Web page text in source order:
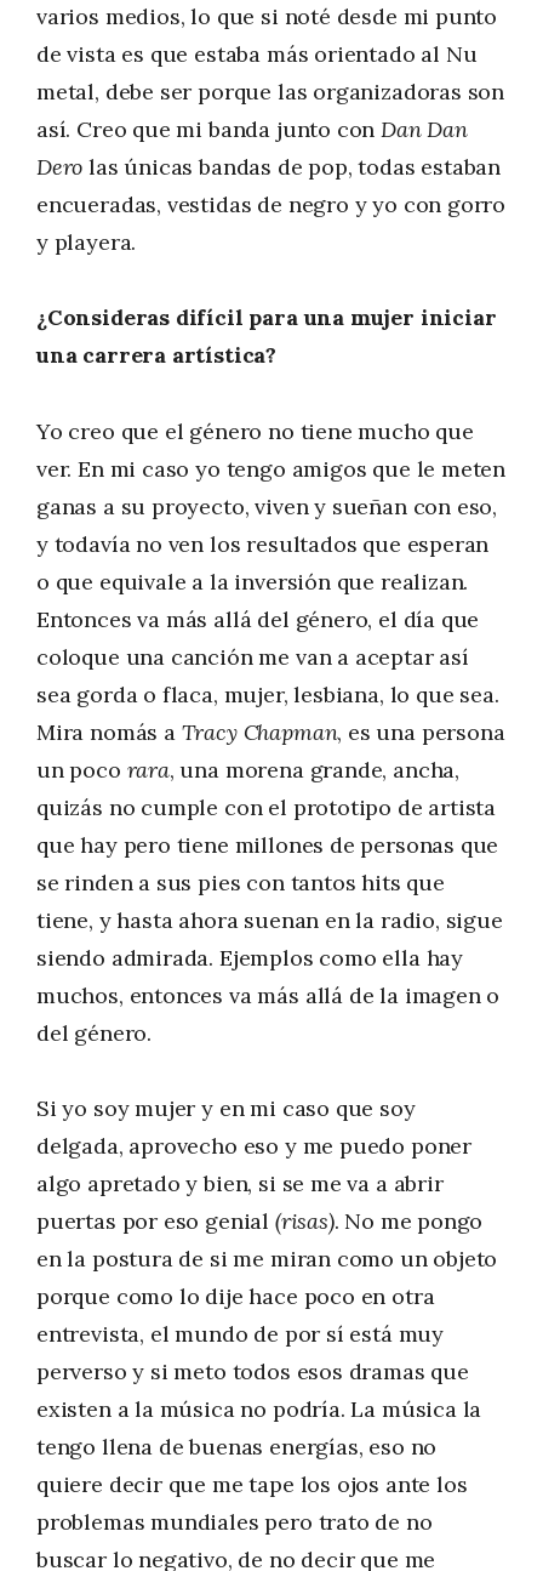
varios medios, lo que si noté desde mi punto
de vista es que estaba más orientado al Nu
metal, debe ser porque las organizadoras son
así. Creo que mi banda junto con Dan Dan
Dero las únicas bandas de pop, todas estaban
encueradas, vestidas de negro y yo con gorro
y playera.
¿Consideras difícil para una mujer iniciar
una carrera artística?
Yo creo que el género no tiene mucho que
ver. En mi caso yo tengo amigos que le meten
ganas a su proyecto, viven y sueñan con eso,
y todavía no ven los resultados que esperan
o que equivale a la inversión que realizan.
Entonces va más allá del género, el día que
coloque una canción me van a aceptar así
sea gorda o flaca, mujer, lesbiana, lo que sea.
Mira nomás a Tracy Chapman, es una persona
un poco rara, una morena grande, ancha,
quizás no cumple con el prototipo de artista
que hay pero tiene millones de personas que
se rinden a sus pies con tantos hits que
tiene, y hasta ahora suenan en la radio, sigue
siendo admirada. Ejemplos como ella hay
muchos, entonces va más allá de la imagen o
del género.
Si yo soy mujer y en mi caso que soy
delgada, aprovecho eso y me puedo poner
algo apretado y bien, si se me va a abrir
puertas por eso genial (risas). No me pongo
en la postura de si me miran como un objeto
porque como lo dije hace poco en otra
entrevista, el mundo de por sí está muy
perverso y si meto todos esos dramas que
existen a la música no podría. La música la
tengo llena de buenas energías, eso no
quiere decir que me tape los ojos ante los
problemas mundiales pero trato de no
buscar lo negativo, de no decir que me